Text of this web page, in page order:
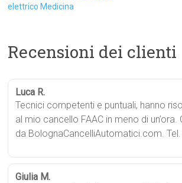
elettrico Medicina
Recensioni dei clienti
Luca R.
Tecnici competenti e puntuali, hanno
al mio cancello FAAC in meno di
da BolognaCancelliAutomatici.com. Tel.
Giulia M.